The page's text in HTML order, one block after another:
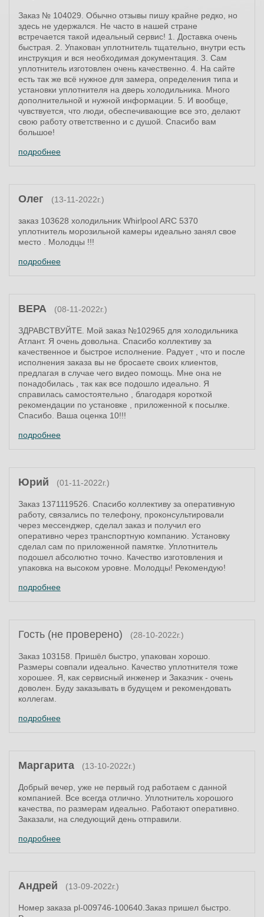
Заказ № 104029. Обычно отзывы пишу крайне редко, но
здесь не удержался. Не часто в нашей стране
встречается такой идеальный сервис! 1. Доставка очень
быстрая. 2. Упакован уплотнитель тщательно, внутри есть
инструкция и вся необходимая документация. 3. Сам
уплотнитель изготовлен очень качественно. 4. На сайте
есть так же всё нужное для замера, определения типа и
установки уплотнителя на дверь холодильника. Много
дополнительной и нужной информации. 5. И вообще,
чувствуется, что люди, обеспечивающие все это, делают
свою работу ответственно и с душой. Спасибо вам
большое!
подробнее
Олег (13-11-2022г.)
заказ 103628 холодильник Whirlpool ARC 5370
уплотнитель морозильной камеры идеально занял свое
место . Молодцы !!!
подробнее
ВЕРА (08-11-2022г.)
ЗДРАВСТВУЙТЕ. Мой заказ №102965 для холодильника
Атлант. Я очень довольна. Спасибо коллективу за
качественное и быстрое исполнение. Радует , что и после
исполнения заказа вы не бросаете своих клиентов,
предлагая в случае чего видео помощь. Мне она не
понадобилась , так как все подошло идеально. Я
справилась самостоятельно , благодаря короткой
рекомендации по установке , приложенной к посылке.
Спасибо. Ваша оценка 10!!!
подробнее
Юрий (01-11-2022г.)
Заказ 1371119526. Спасибо коллективу за оперативную
работу, связались по телефону, проконсультировали
через мессенджер, сделал заказ и получил его
оперативно через транспортную компанию. Установку
сделал сам по приложенной памятке. Уплотнитель
подошел абсолютно точно. Качество изготовления и
упаковка на высоком уровне. Молодцы! Рекомендую!
подробнее
Гость (не проверено) (28-10-2022г.)
Заказ 103158. Пришёл быстро, упакован хорошо.
Размеры совпали идеально. Качество уплотнителя тоже
хорошее. Я, как сервисный инженер и Заказчик - очень
доволен. Буду заказывать в будущем и рекомендовать
коллегам.
подробнее
Маргарита (13-10-2022г.)
Добрый вечер, уже не первый год работаем с данной
компанией. Все всегда отлично. Уплотнитель хорошого
качества, по размерам идеально. Работают оперативно.
Заказали, на следующий день отправили.
подробнее
Андрей (13-09-2022г.)
Номер заказа pl-009746-100640.Заказ пришел быстро.